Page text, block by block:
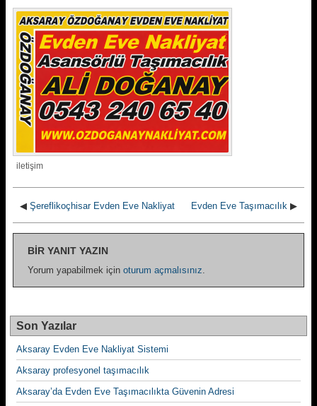
iletişim
◀ Şereflikoçhisar Evden Eve Nakliyat Evden Eve Taşımacılık ▶
BIR YANIT YAZIN
Yorum yapabilmek için oturum açmalısınız.
Son Yazılar
Aksaray Evden Eve Nakliyat Sistemi
Aksaray profesyonel taşımacılık
Aksaray’da Evden Eve Taşımacılıkta Güvenin Adresi